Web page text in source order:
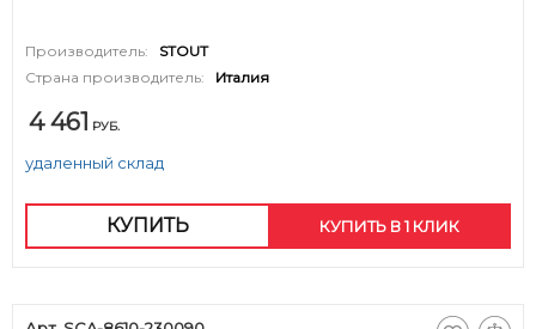
Производитель:
STOUT
Страна производитель:
Италия
4 461 РУБ.
удаленный склад
КУПИТЬ КУПИТЬ В 1 КЛИК